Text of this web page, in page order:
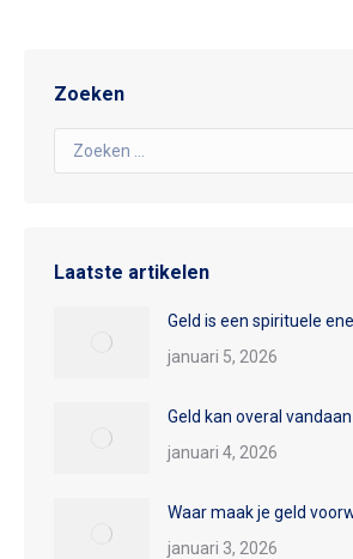
Zoeken
Search:
Laatste artikelen
Geld is een spirituele
januari 5, 2026
Geld kan overal
januari 4, 2026
Waar maak je geld
januari 3, 2026